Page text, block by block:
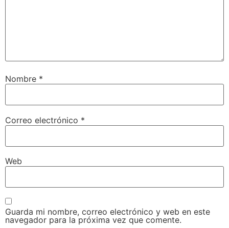
Nombre *
Correo electrónico *
Web
Guarda mi nombre, correo electrónico y web en este
navegador para la próxima vez que comente.